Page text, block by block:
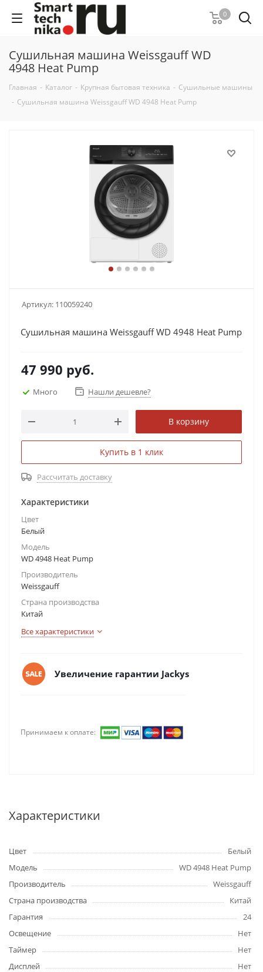
0
Сушильная машина Weissgauff WD
4948 Heat Pump
Главная - Каталог - Крупная бытовая техника - Сушильные машины
- Сушильная машина Weissgauff WD 4948 Heat Pump
Артикул: 110059240
Сушильная машина Weissgauff WD 4948 Heat Pump
47 990 руб.
Много Нашли дешевле?
В корзину
Купить в 1 клик
Рассчитать доставку
Характеристики
Цвет
Белый
Модель
WD 4948 Heat Pump
Производитель
Weissgauff
Страна производства
Китай
Все характеристики
Увеличение гарантии Jackys
Принимаем к оплате:
Характеристики
Цвет
Белый
Модель
WD 4948 Heat Pump
Производитель
Weissgauff
Страна производства
Китай
Гарантия
24
Освещение
Нет
Таймер
Нет
Дисплей
Нет